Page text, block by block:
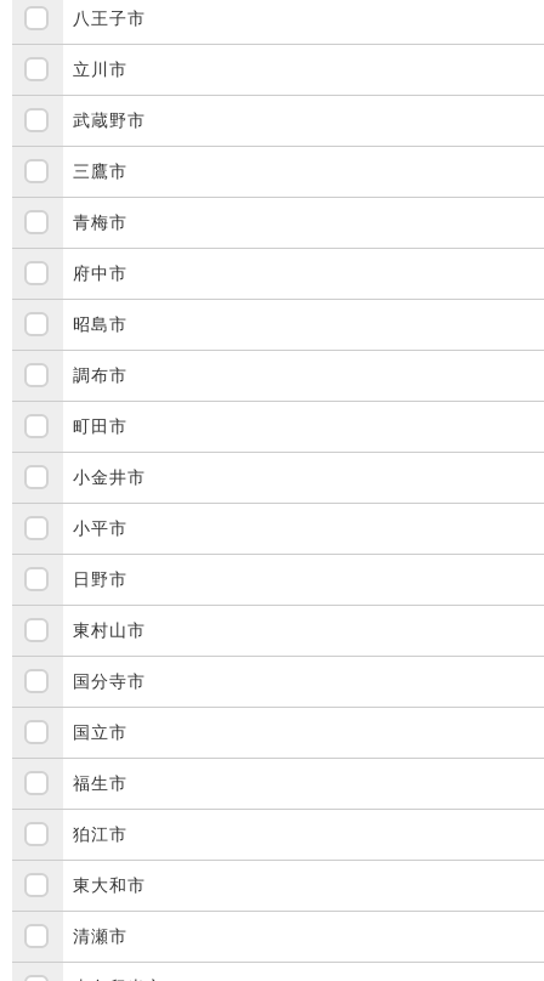
八王子市
立川市
武蔵野市
三鷹市
青梅市
府中市
昭島市
調布市
町田市
小金井市
小平市
日野市
東村山市
国分寺市
国立市
福生市
狛江市
東大和市
清瀬市